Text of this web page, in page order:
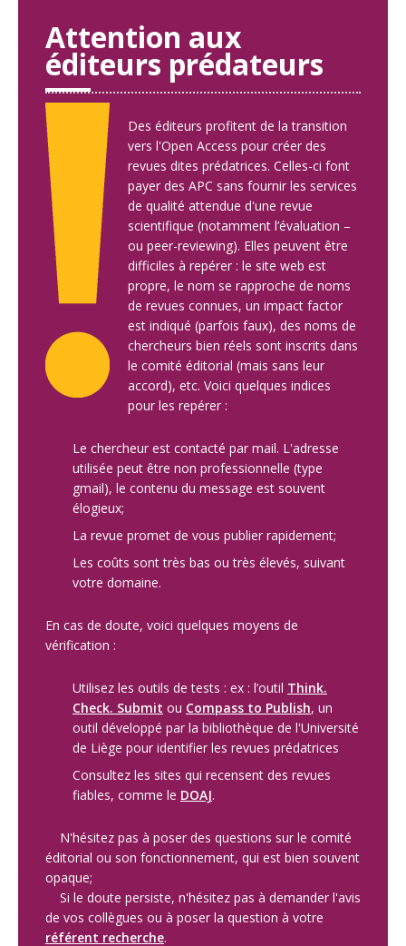
Attention aux
éditeurs prédateurs
Des éditeurs profitent de la transition
vers l'Open Access pour créer des
revues dites prédatrices. Celles-ci font
payer des APC sans fournir les services
de qualité attendue d'une revue
scientifique (notamment l’évaluation –
ou peer-reviewing). Elles peuvent être
difficiles à repérer : le site web est
propre, le nom se rapproche de noms
de revues connues, un impact factor
est indiqué (parfois faux), des noms de
chercheurs bien réels sont inscrits dans
le comité éditorial (mais sans leur
accord), etc. Voici quelques indices
pour les repérer :
Le chercheur est contacté par mail. L'adresse
utilisée peut être non professionnelle (type
gmail), le contenu du message est souvent
élogieux;
La revue promet de vous publier rapidement;
Les coûts sont très bas ou très élevés, suivant
votre domaine.
En cas de doute, voici quelques moyens de
vérification :
Utilisez les outils de tests : ex : l’outil Think.
Check. Submit ou Compass to Publish, un
outil développé par la bibliothèque de l'Université
de Liège pour identifier les revues prédatrices
Consultez les sites qui recensent des revues
fiables, comme le DOAJ.
N'hésitez pas à poser des questions sur le comité
éditorial ou son fonctionnement, qui est bien souvent
opaque;
Si le doute persiste, n'hésitez pas à demander l'avis
de vos collègues ou à poser la question à votre
référent recherche.